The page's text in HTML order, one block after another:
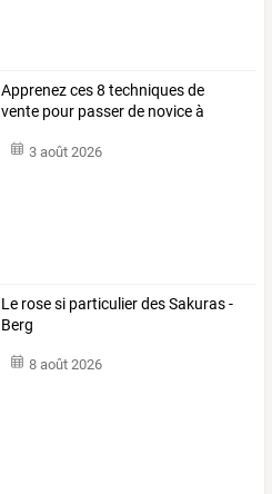
Apprenezces8 techniquesde
vente pour passerde noviceà
3 août 2026
Le rose si particulier des Sakuras -
Berg
8 août 2026